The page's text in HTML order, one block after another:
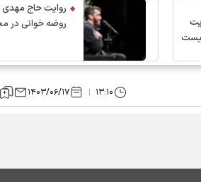
نیست
روایت حاج مهدی
روضه خوانی در
۱۳:۱۰ ۱۴۰۳/۰۶/۱۷